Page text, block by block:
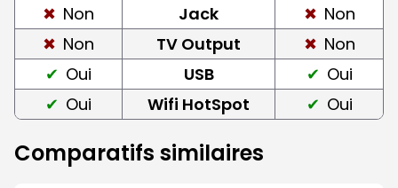
Non
Jack
Non
Non
TV Output
Non
Oui
USB
Oui
Oui
Wifi HotSpot Oui
Comparatifs similaires